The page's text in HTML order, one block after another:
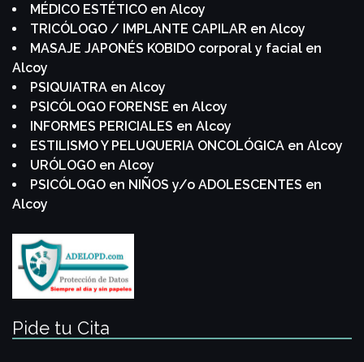
MÉDICO ESTÉTICO en Alcoy
TRICÓLOGO / IMPLANTE CAPILAR en Alcoy
MASAJE JAPONÉS KOBIDO corporal y facial en
Alcoy
PSIQUIATRA en Alcoy
PSICÓLOGO FORENSE en Alcoy
INFORMES PERICIALES en Alcoy
ESTILISMO Y PELUQUERIA ONCOLÓGICA en Alcoy
URÓLOGO en Alcoy
PSICÓLOGO en NIÑOS y/o ADOLESCENTES en
Alcoy
Pide tu Cita